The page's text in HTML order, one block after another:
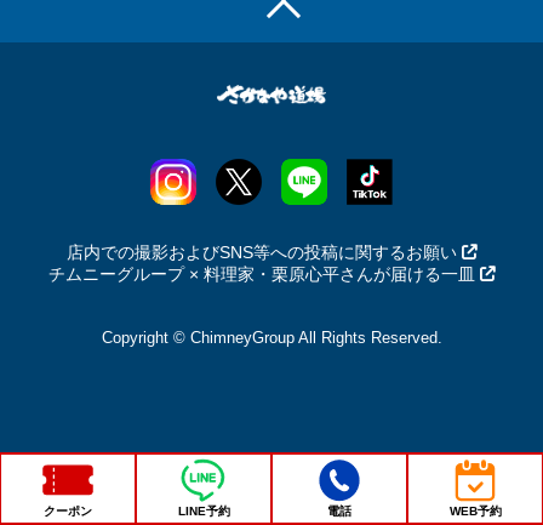
店内での撮影およびSNS等への投稿に関するお願い
チムニーグループ × 料理家・栗原心平さんが届ける一皿
Copyright © ChimneyGroup All Rights Reserved.
クーポン LINE予約 電話 WEB予約